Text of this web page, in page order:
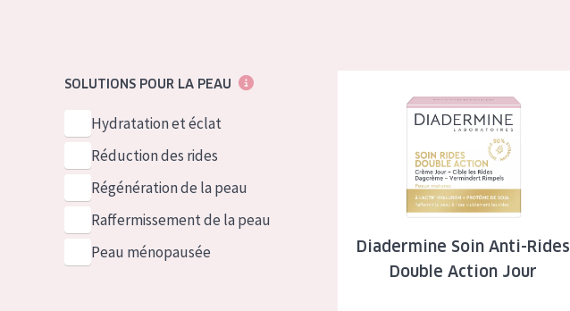
Peau mixte ou grasse
Peau ménopausée
Âge : 55+
Voir tous les produits
SpanishSOLUTIONS POUR LA PEAU
Hydratation et éclat
Réduction des rides
Régénération de la peau
Raffermissement de la peau
Peau ménopausée
Diadermine Soin Anti-Rides
Double Action Jour